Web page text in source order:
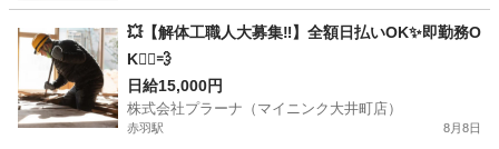
💥【解体工職人大募集‼】全額日払いOK✨即勤務O
K🏃‍♂️💨
日給15,000円
株式会社プラーナ（マイニンク大井町店）
赤羽駅 8月8日